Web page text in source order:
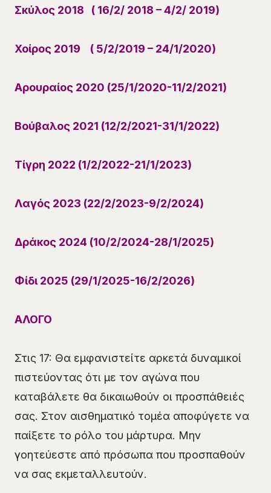
Σκύλος 2018 ( 16/2/ 2018 – 4/2/ 2019)
Χοίρος 2019 ( 5/2/2019 – 24/1/2020)
Αρουραίος 2020 (25/1/2020-11/2/2021)
Βούβαλος 2021 (12/2/2021-31/1/2022)
Τίγρη 2022 (1/2/2022-21/1/2023)
Λαγός 2023 (22/2/2023-9/2/2024)
Δράκος 2024 (10/2/2024-28/1/2025)
Φίδι 2025 (29/1/2025-16/2/2026)
ΑΛΟΓΟ
Στις 17: Θα εμφανιστείτε αρκετά δυναμικοί
πιστεύοντας ότι με τον αγώνα που
καταβάλετε θα δικαιωθούν οι προσπάθειές
σας. Στον αισθηματικό τομέα αποφύγετε να
παίξετε το ρόλο του μάρτυρα. Μην
γοητεύεστε από πρόσωπα που προσπαθούν
να σας εκμεταλλευτούν.